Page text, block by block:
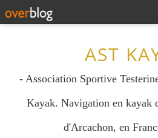
AST
- Association Sportive
Kayak. Navigation en kayak
d'Arcachon, en